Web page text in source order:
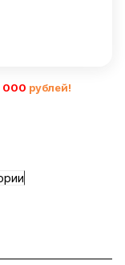
000 рублей!